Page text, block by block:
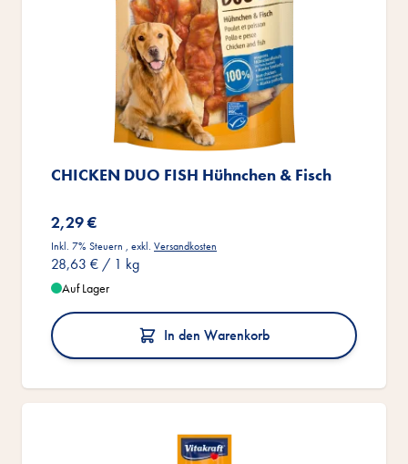
CHICKEN DUO FISH Hühnchen & Fisch
2,29 €
Inkl. 7% Steuern , exkl. Versandkosten
28,63 € / 1 kg
Auf Lager
In den Warenkorb